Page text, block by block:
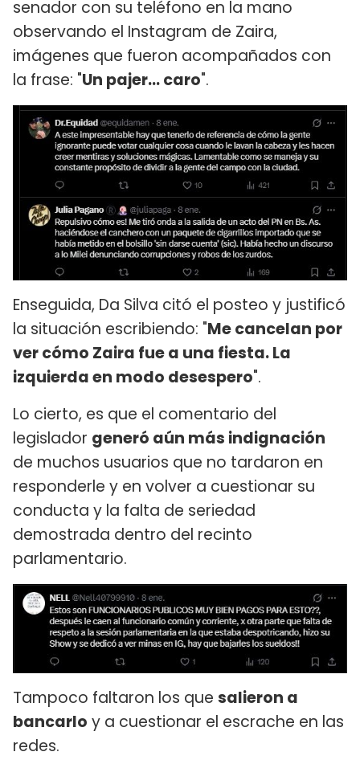
senador con su teléfono en la mano
observando el Instagram de Zaira,
imágenes que fueron acompañados con
la frase: "Un pajer... caro".
Enseguida, Da Silva citó el posteo y justificó
la situación escribiendo: "Me cancelan por
ver cómo Zaira fue a una fiesta. La
izquierda en modo desespero".
Lo cierto, es que el comentario del
legislador generó aún más indignación
de muchos usuarios que no tardaron en
responderle y en volver a cuestionar su
conducta y la falta de seriedad
demostrada dentro del recinto
parlamentario.
Tampoco faltaron los que salieron a
bancarlo y a cuestionar el escrache en las
redes.